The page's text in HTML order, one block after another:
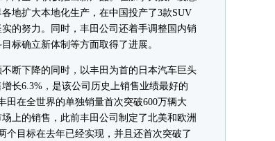
地扩大本地化生产，在中国投产了3款SUV
的努力。同时，丰田公司还着手调整国内销
标确立新体制等方面取得了进展。
下降的同时，以丰田为首的日本汽车巨头
长6.3%，是该公司历史上销售业绩最好的
田在全世界的单独销量首次突破600万辆大
上的销售，此前丰田公司制定了北美和欧洲
个目标在去年已经实现，并且还首次突破了